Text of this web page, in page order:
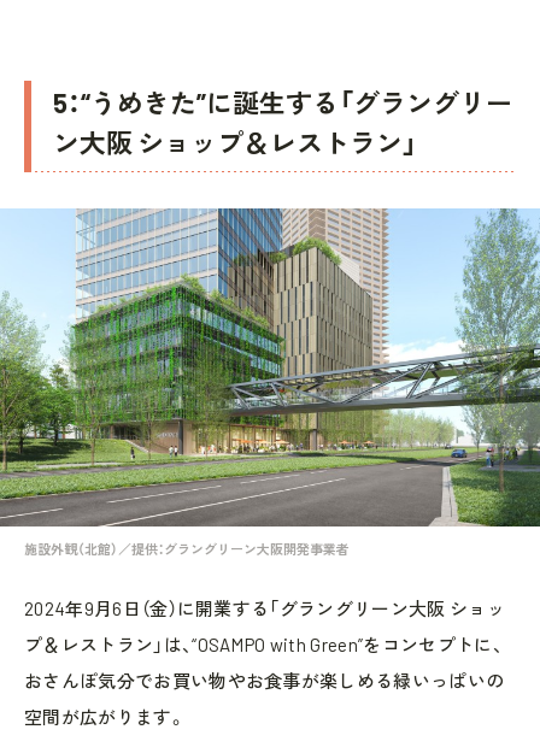
5：“うめきた”に誕生する「グラングリー
ン大阪 ショップ＆レストラン」
施設外観（北館）／提供：グラングリーン大阪開発事業者
2024年9月6日（金）に開業する「グラングリーン大阪 ショッ
プ＆レストラン」は、“OSAMPO with Green”をコンセプトに、
おさんぽ気分でお買い物やお食事が楽しめる緑いっぱいの
空間が広がります。